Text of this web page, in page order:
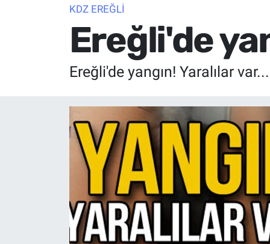
KDZ EREĞLİ
Ereğli'de
Ereğli'de yangın! Yaralılar var...